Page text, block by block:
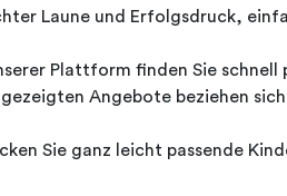
Laune und Erfolgsdruck,
Plattform finden Sie schnell
Angebote beziehen
Sie ganz leicht passende